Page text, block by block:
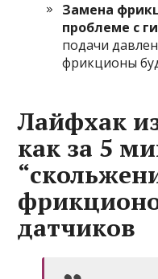
Замена
проблеме с
подачи
фрикционы
Лайфхак
как за 5
датчиков